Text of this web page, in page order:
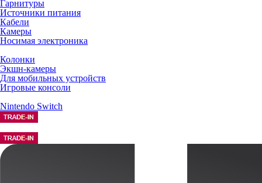
Гарнитуры
Источники питания
Кабели
Камеры
Носимая электроника
Колонки
Экшн-камеры
Для мобильных устройств
Игровые консоли
Nintendo Switch